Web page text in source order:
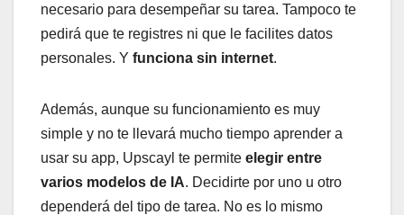
necesario para desempeñar su tarea. Tampoco te
pedirá que te registres ni que le facilites datos
personales. Y funciona sin internet.
Además, aunque su funcionamiento es muy
simple y no te llevará mucho tiempo aprender a
usar su app, Upscayl te permite elegir entre
varios modelos de IA. Decidirte por uno u otro
dependerá del tipo de tarea. No es lo mismo